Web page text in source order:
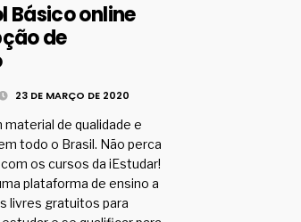
Básico online
de
23 DE MARÇO DE 2020
de qualidade e
todo o Brasil. Não perca
os cursos da iEstudar!
plataforma de ensino a
livres gratuitos para